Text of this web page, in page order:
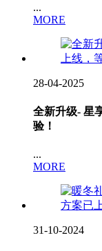
...
MORE
28-04-2025
全新升级- 星
验！
...
MORE
31-10-2024